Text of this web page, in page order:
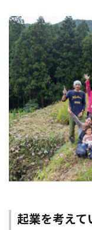
起業を考えて